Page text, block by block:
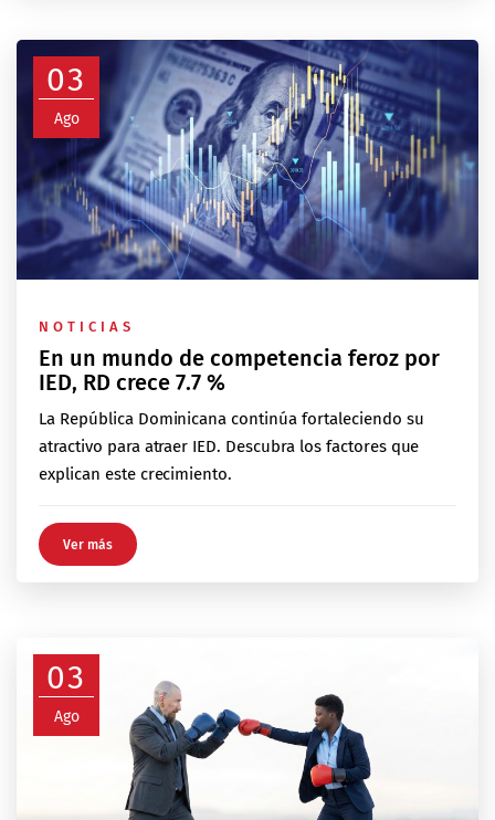
03
Ago
NOTICIAS
En un mundo de competencia feroz por
IED, RD crece 7.7 %
La República Dominicana continúa fortaleciendo su
atractivo para atraer IED. Descubra los factores que
explican este crecimiento.
Ver más
03
Ago